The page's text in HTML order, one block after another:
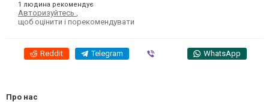
1 людина рекомендує
Авторизуйтесь
щоб оцінити і порекомендувати
Reddit Telegram WhatsApp
Про нас